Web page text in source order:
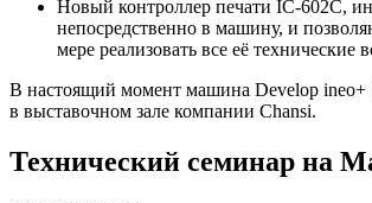
Новый контроллер печати IC-602С,
непосредственно в машину, и
мере реализовать все её технические
В настоящий момент машина Develop ineo+
в выставочном зале компании Chansi.
Технический семинар на